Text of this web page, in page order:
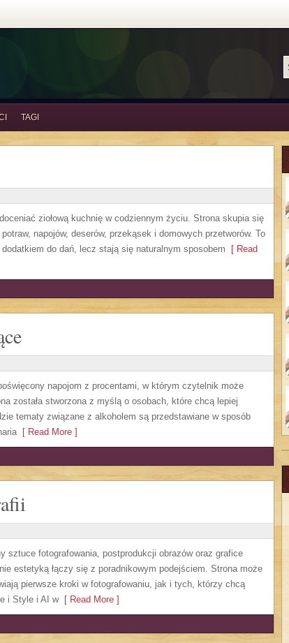
TAGI
ziołową kuchnię w codziennym życiu. Strona skupia się
napojów, deserów, przekąsek i domowych przetworów. To
do dań, lecz stają się naturalnym sposobem [ Read
napojom z procentami, w którym czytelnik może
została stworzona z myślą o osobach, które chcą lepiej
tematy związane z alkoholem są przedstawiane w sposób
[ Read More ]
sztuce fotografowania, postprodukcji obrazów oraz grafice
estetyką łączy się z poradnikowym podejściem. Strona może
pierwsze kroki w fotografowaniu, jak i tych, którzy chcą
i Style i AI w[ Read More ]